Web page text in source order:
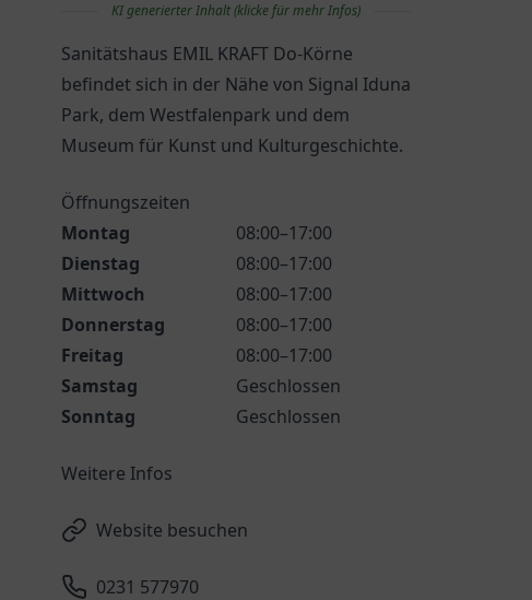
KI generierter Inhalt (klicke für mehr Infos)
Sanitätshaus EMIL KRAFT Do-Körne
befindet sich in der Nähe von Signal Iduna
Park, dem Westfalenpark und dem
Museum für Kunst und Kulturgeschichte.
Öffnungszeiten
Montag
08:00–17:00
Dienstag
08:00–17:00
Mittwoch
08:00–17:00
Donnerstag
08:00–17:00
Freitag
08:00–17:00
Samstag
Geschlossen
Sonntag
Geschlossen
Weitere Infos
Website besuchen
0231 577970